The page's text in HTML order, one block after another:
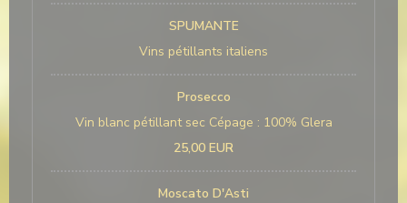
SPUMANTE
Vins pétillants italiens
Prosecco
Vin blanc pétillant sec Cépage : 100% Glera
25,00 EUR
Moscato D'Asti